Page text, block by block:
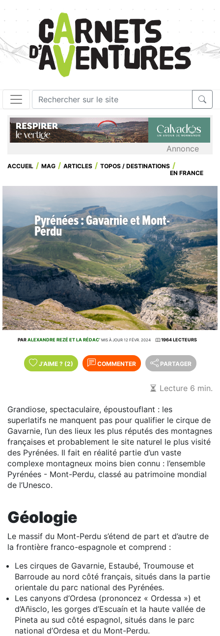
Annonce
ACCUEIL MAG ARTICLES
TOPOS / DESTINATIONS
EN FRANCE
Pyrénées : Gavarnie et Mont-
Perdu
PARALEXANDRE REZÉ ET LA RÉDAC’ MIS À JOUR 12 FÉVR. 2024 1964 LECTEURS
J'AIME ? (2) COMMENTER PARTAGER
Lecture 6 min.
Grandiose, spectaculaire, époustouflant : les
superlatifs ne manquent pas pour qualifier le cirque de
Gavarnie, l’un des lieux les plus réputés des montagnes
françaises et probablement le site naturel le plus visité
des Pyrénées. Il fait en réalité partie d’un vaste
complexe montagneux moins bien connu : l’ensemble
Pyrénées - Mont-Perdu, classé au patrimoine mondial
de l’Unesco.
Géologie
Le massif du Mont-Perdu s’étend de part et d’autre de
la frontière franco-espagnole et comprend :
Les cirques de Gavarnie, Estaubé, Troumouse et
Barroude au nord côté français, situés dans la partie
orientale du parc national des Pyrénées.
Les canyons d’Ordesa (prononcez « Ordessa ») et
d’Añisclo, les gorges d’Escuaín et la haute vallée de
Pineta au sud côté espagnol, situés dans le parc
national d’Ordesa et du Mont-Perdu.